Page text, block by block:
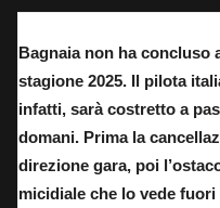
Bagnaia non ha concluso
stagione 2025. Il pilota
infatti, sarà costretto a
domani. Prima la
direzione gara, poi
micidiale che lo vede fuori